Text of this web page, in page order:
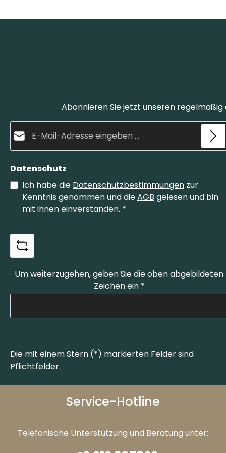
Abonnieren Sie jetzt unseren
Datenschutz
Ich habe die Datenschutzbestimmungen zur
Kenntnis genommen und dieAGB gelesen und bin
mit ihnen einverstanden. *
Um weiterzugehen, geben Sie die oben abgebildeten
Zeichen ein *
Die mit einem Stern (*) markierten Felder sind
Pflichtfelder.
Service-Hotline
Telefonische Unterstützung und Beratung unter: